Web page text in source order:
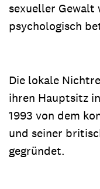
sexueller Gewalt
psychologisch
Die lokale
ihren Hauptsitz
1993 von dem
und seiner
gegründet.